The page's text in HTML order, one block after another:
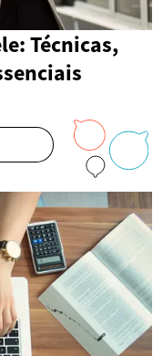
Técnicas,